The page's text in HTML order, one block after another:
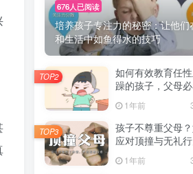
676人已阅读
培养孩子专注力的秘密：让他们
和生活中如鱼得水的技巧
如何有效教育任
躁的孩子，父母
1年前
TOP2
孩子不尊重父母
应对顶撞与无礼
1年前
TOP3